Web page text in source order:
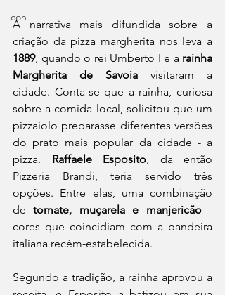
con
A narrativa mais difundida sobre a
1889, quando o rei Umberto I e a rainha
Margherita de Savoia visitaram a
cidade. Conta-se que a rainha, curiosa
sobre a comida local, solicitou que um
pizzaiolo preparasse diferentes versões
do prato mais popular da cidade - a
pizza. Raffaele Esposito, da então
Pizzeria Brandi, teria servido três
opções. Entre elas, uma combinação
de tomate, muçarela e manjericão -
cores que coincidiam com a bandeira
italiana recém-estabelecida.
Segundo a tradição, a rainha aprovou a